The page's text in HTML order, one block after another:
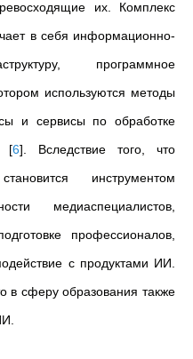
их. Комплекс
в себя информационно-
программное
используются методы
и сервисы по обработке
[6] . Вследствие того, что
инструментом
медиаспециалистов,
профессионалов,
с продуктами ИИ.
в сферу образования также